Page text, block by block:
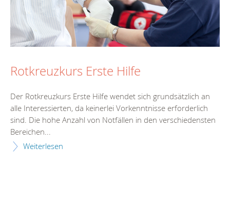
Rotkreuzkurs Erste Hilfe
Der Rotkreuzkurs Erste Hilfe wendet sich grundsätzlich an
alle Interessierten, da keinerlei Vorkenntnisse erforderlich
sind. Die hohe Anzahl von Notfällen in den verschiedensten
Bereichen...
Weiterlesen